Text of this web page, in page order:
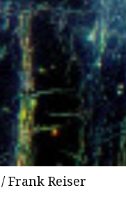
Frank Reiser